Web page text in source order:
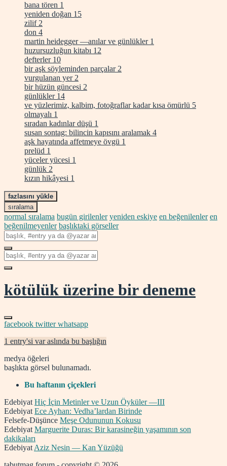
bana tören 1
yeniden doğan 15
zilif 2
don 4
martin heidegger —anılar ve günlükler 1
huzursuzluğun kitabı 12
defterler 10
bir aşk söyleminden parçalar 2
vurgulanan yer 2
bir hüzün güncesi 2
günlükler 14
ve yüzlerimiz, kalbim, fotoğraflar kadar kısa ömürlü 5
olmayalı 1
sıradan kadınlar düşü 1
susan sontag: bilincin kapısını aralamak 4
aşk hayatında affetmeye övgü 1
prelüd 1
yüceler yücesi 1
günlük 2
kızın hikâyesi 1
fazlasını yükle
sıralama
normal sıralama bugün girilenler yeniden eskiye en beğenilenler en
beğenilmeyenler başlıktaki görseller
kötülük üzerine bir deneme
facebook twitterwhatsapp
1 entry'si var aslında bu başlığın
medya öğeleri
başlıkta görsel bulunamadı.
Bu haftanın çiçekleri
Edebiyat Hiç İçin Metinler ve Uzun Öyküler —III
Edebiyat Ece Ayhan: Vedha’lardan Birinde
Felsefe-Düşünce Meşe Odununun Kokusu
Edebiyat Marguerite Duras: Bir karasineğin yaşamının son
dakikaları
Edebiyat Aziz Nesin — Kan Yüzüğü